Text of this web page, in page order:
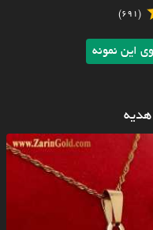
(691)
این نمونه
هدیه